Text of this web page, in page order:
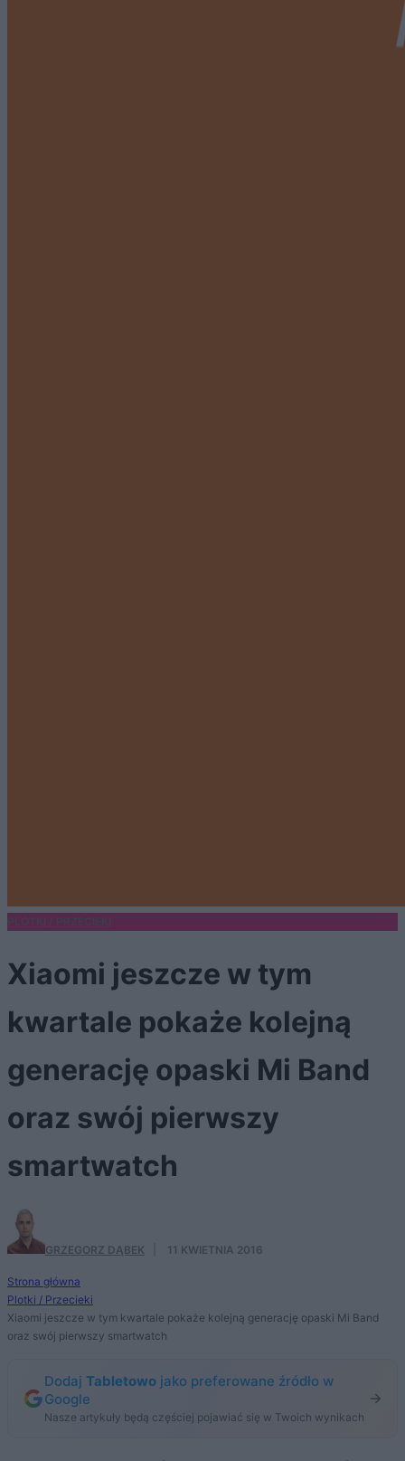
PLOTKI / PRZECIEKI
Xiaomi jeszcze w tym
kwartale pokaże kolejną
generację opaski Mi Band
oraz swój pierwszy
smartwatch
GRZEGORZ DĄBEK 11 KWIETNIA 2016
Strona główna
Plotki / Przecieki
Xiaomi jeszcze w tym kwartale pokaże kolejną generację opaski Mi Band
oraz swój pierwszy smartwatch
Dodaj Tabletowo jako preferowane źródło w
Google
Nasze artykuły będą częściej pojawiać się w Twoich wynikach